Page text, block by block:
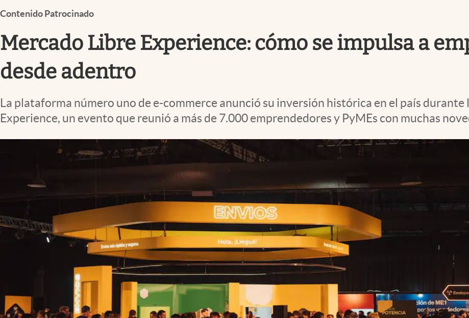
Clima
Mundial 2026
El Cronista Studio
Mediakit
abre en nueva pestaña
Contenido Patrocinado
Mercado Libre Experience: cómo se impulsa a
desde adentro
La plataforma número uno de e-commerce anunció su inversión histórica en el país
Experience, un evento que reunió a más de 7.000 emprendedores y PyMEs con muchas